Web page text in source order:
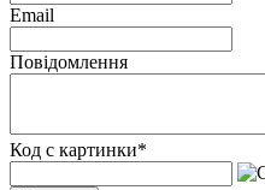
Email
Повідомлення
Код с картинки*